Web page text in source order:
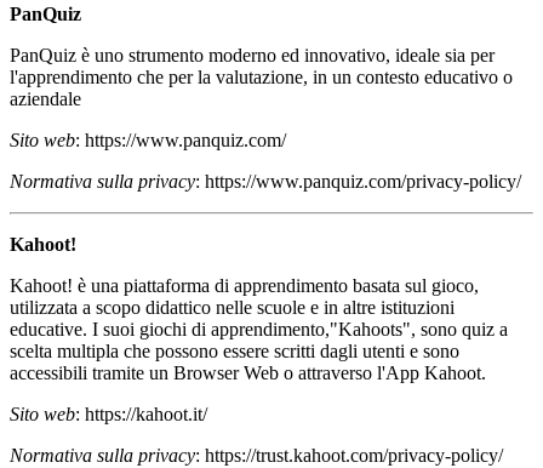
PanQuiz
PanQuiz è uno strumento moderno ed innovativo, ideale sia per
l'apprendimento che per la valutazione, in un contesto educativo o
aziendale
Sito web: https://www.panquiz.com/
Normativa sulla privacy: https://www.panquiz.com/privacy-policy/
Kahoot!
Kahoot! è una piattaforma di apprendimento basata sul gioco,
utilizzata a scopo didattico nelle scuole e in altre istituzioni
educative. I suoi giochi di apprendimento,"Kahoots", sono quiz a
scelta multipla che possono essere scritti dagli utenti e sono
accessibili tramite un Browser Web o attraverso l'App Kahoot.
Sito web: https://kahoot.it/
Normativa sulla privacy: https://trust.kahoot.com/privacy-policy/